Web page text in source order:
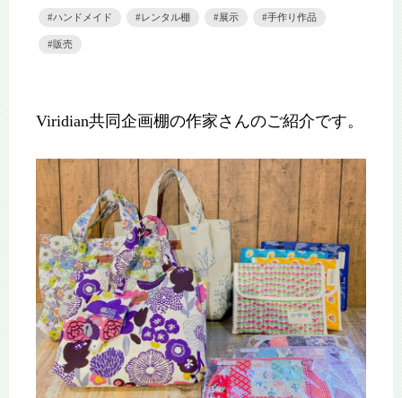
ハンドメイド レンタル棚 展示 手作り作品
販売
Viridian共同企画棚の作家さんのご紹介です。